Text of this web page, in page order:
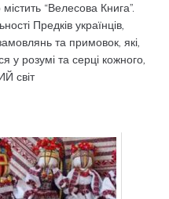
“Велесова Книга”.
Предків українців,
та примовок, які,
у розумі та серці кожного,
світ